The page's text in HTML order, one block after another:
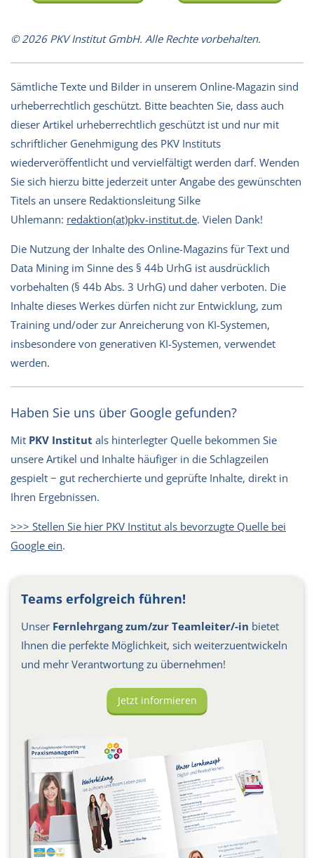
© 2026 PKV Institut GmbH. Alle Rechte vorbehalten.
Sämtliche Texte und Bilder in unserem Online-Magazin sind
urheberrechtlich geschützt. Bitte beachten Sie, dass auch
dieser Artikel urheberrechtlich geschützt ist und nur mit
schriftlicher Genehmigung des PKV Instituts
wiederveröffentlicht und vervielfältigt werden darf. Wenden
Sie sich hierzu bitte jederzeit unter Angabe des gewünschten
Titels an unsere Redaktionsleitung Silke
Uhlemann: redaktion(at)pkv-institut.de. Vielen Dank!
Die Nutzung der Inhalte des Online-Magazins für Text und
Data Mining im Sinne des § 44b UrhG ist ausdrücklich
vorbehalten (§ 44b Abs. 3 UrhG) und daher verboten. Die
Inhalte dieses Werkes dürfen nicht zur Entwicklung, zum
Training und/oder zur Anreicherung von KI-Systemen,
insbesondere von generativen KI-Systemen, verwendet
werden.
Haben Sie uns über Google gefunden?
Mit PKV Institut als hinterlegter Quelle bekommen Sie
unsere Artikel und Inhalte häufiger in die Schlagzeilen
gespielt − gut recherchierte und geprüfte Inhalte, direkt in
Ihren Ergebnissen.
>>> Stellen Sie hier PKV Institut als bevorzugte Quelle bei
Google ein.
Teams erfolgreich führen!
Unser Fernlehrgang zum/zur Teamleiter/-in bietet
Ihnen die perfekte Möglichkeit, sich weiterzuentwickeln
und mehr Verantwortung zu übernehmen!
Jetzt informieren